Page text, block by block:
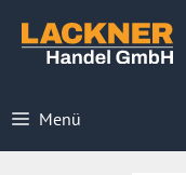
Inhalt
springen
Menü